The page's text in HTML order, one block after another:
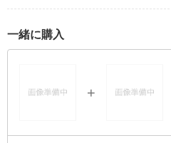
一緒に購入